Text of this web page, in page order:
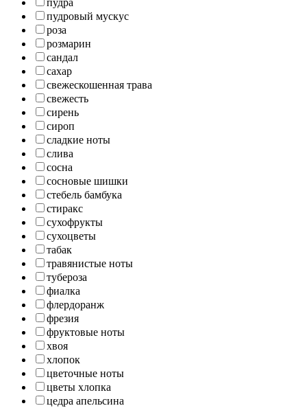
пудра
пудровый мускус
роза
розмарин
сандал
сахар
свежескошенная трава
свежесть
сирень
сироп
сладкие ноты
слива
сосна
сосновые шишки
стебель бамбука
стиракс
сухофрукты
сухоцветы
табак
травянистые ноты
тубероза
фиалка
флердоранж
фрезия
фруктовые ноты
хвоя
хлопок
цветочные ноты
цветы хлопка
цедра апельсина